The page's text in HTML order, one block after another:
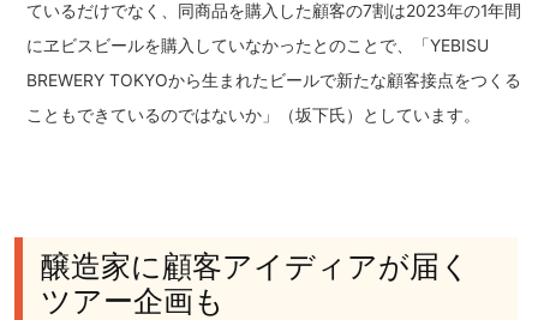
ているだけでなく、同商品を購入した顧客の7割は2023年の1年間
にヱビスビールを購入していなかったとのことで、「YEBISU
BREWERY TOKYOから生まれたビールで新たな顧客接点をつくる
こともできているのではないか」（坂下氏）としています。
醸造家に顧客アイディアが届く
ツアー企画も